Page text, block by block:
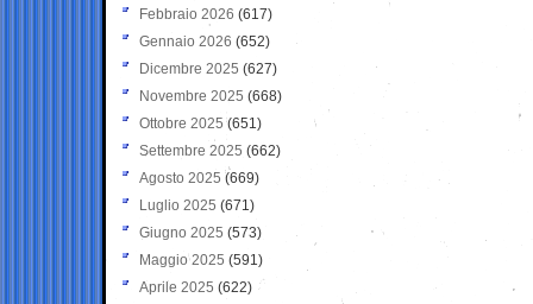
Febbraio 2026 (617)
Gennaio 2026 (652)
Dicembre 2025 (627)
Novembre 2025 (668)
Ottobre 2025 (651)
Settembre 2025 (662)
Agosto 2025 (669)
Luglio 2025 (671)
Giugno 2025 (573)
Maggio 2025 (591)
Aprile 2025 (622)